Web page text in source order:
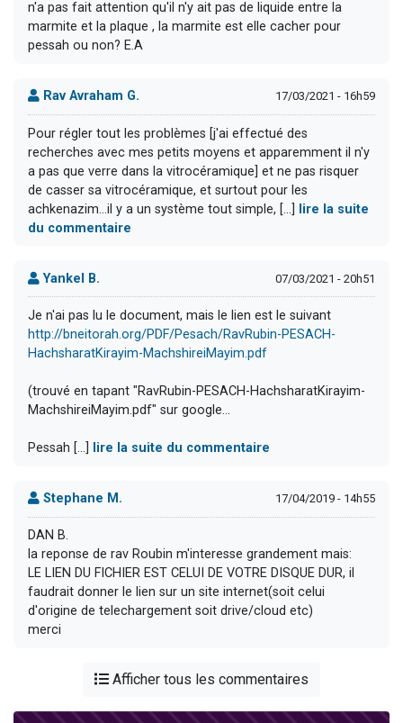
n'a pas fait attention qu'il n'y ait pas de liquide entre la
marmite et la plaque , la marmite est elle cacher pour
pessah ou non? E.A
Rav Avraham G. 17/03/2021 - 16h59
Pour régler tout les problèmes [j'ai effectué des
recherches avec mes petits moyens et apparemment il n'y
a pas que verre dans la vitrocéramique] et ne pas risquer
de casser sa vitrocéramique, et surtout pour les
achkenazim...il y a un système tout simple, [...]
lire la suite
du commentaire
Yankel B. 07/03/2021 - 20h51
Je n'ai pas lu le document, mais le lien est le suivant
http://bneitorah.org/PDF/Pesach/RavRubin-PESACH-
HachsharatKirayim-MachshireiMayim.pdf
(trouvé en tapant "RavRubin-PESACH-HachsharatKirayim-
MachshireiMayim.pdf" sur google...
Pessah [...] lire la suite du commentaire
Stephane M. 17/04/2019 - 14h55
DAN B.
la reponse de rav Roubin m'interesse grandement mais:
LE LIEN DU FICHIER EST CELUI DE VOTRE DISQUE DUR, il
faudrait donner le lien sur un site internet(soit celui
d'origine de telechargement soit drive/cloud etc)
merci
Afficher tous les commentaires